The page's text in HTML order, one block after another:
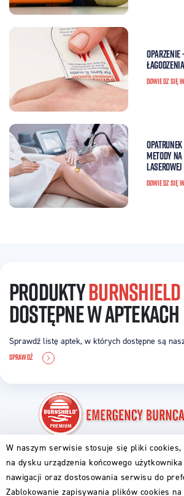
DOWIEDZ SIĘ
metody
laserowej
DOWIEDZ SIĘ
PRODUKTYBURNSHIELD
DOSTĘPNE W APTEKACH
Sprawdź listę aptek, w których dostępne są
SPRAWDŹ
PIERWSZA POMOC
ABC OPARZENIA
DLA RODZICÓW
DLA GOTUJĄCYCH
W naszym serwisie stosuje się pliki
na dysku urządzenia końcowego
nawigacji oraz dostosowania serwisu do
Zablokowanie zapisywania plików cookies na